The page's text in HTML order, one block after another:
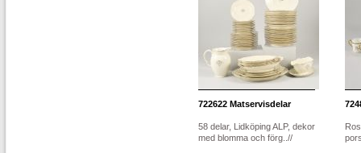
722622 Matservisdelar
58 delar, Lidköping ALP, dekor
med blomma och förg..//